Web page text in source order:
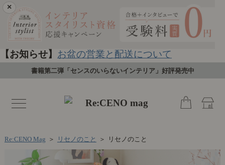
×
【お知らせ】 お盆の営業と配送について
書籍第二弾「センスのいらないインテリア」好評発売中
toggle
navigation
Re:CENO Mag ＞ リセノのこと ＞ リセノのこと